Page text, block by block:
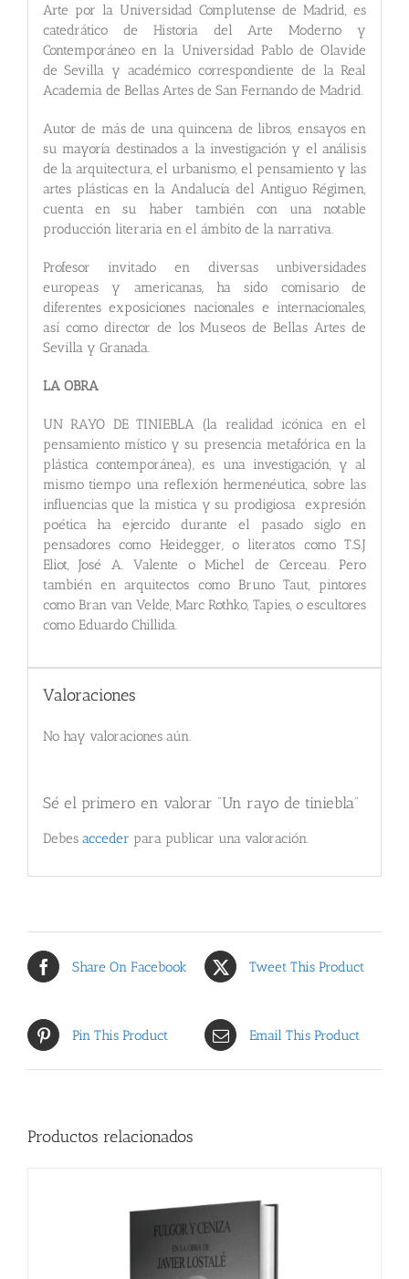
Arte por la Universidad Complutense de Madrid, es
catedrático de Historia del Arte Moderno y
Contemporáneo en la Universidad Pablo de Olavide
de Sevilla y académico correspondiente de la Real
Academia de Bellas Artes de San Fernando de Madrid.
Autor de más de una quincena de libros, ensayos en
su mayoría destinados a la investigación y el análisis
de la arquitectura, el urbanismo, el pensamiento y las
artes plásticas en la Andalucía del Antiguo Régimen,
cuenta en su haber también con una notable
producción literaria en el ámbito de la narrativa.
Profesor invitado en diversas unbiversidades
europeas y americanas, ha sido comisario de
diferentes exposiciones nacionales e internacionales,
así como director de los Museos de Bellas Artes de
Sevilla y Granada.
LA OBRA
UN RAYO DE TINIEBLA (la realidad icónica en el
pensamiento místico y su presencia metafórica en la
plástica contemporánea), es una investigación, y al
mismo tiempo una reflexión hermenéutica, sobre las
influencias que la mistica y su prodigiosa expresión
poética ha ejercido durante el pasado siglo en
pensadores como Heidegger, o literatos como T.S.J
Eliot, José A. Valente o Michel de Cerceau. Pero
también en arquitectos como Bruno Taut, pintores
como Bran van Velde, Marc Rothko, Tapies, o escultores
como Eduardo Chillida.
Valoraciones
No hay valoraciones aún.
Sé el primero en valorar “Un rayo de tiniebla”
Debes acceder para publicar una valoración.
Share On Facebook Tweet This Product
Pin This Product Email This Product
Productos relacionados